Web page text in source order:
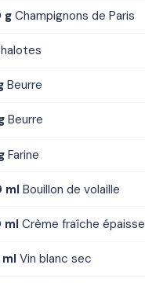
g Champignons de Paris
Beurre
Beurre
Farine
ml Bouillon de volaille
ml Crème fraîche épaisse
Vin blanc sec